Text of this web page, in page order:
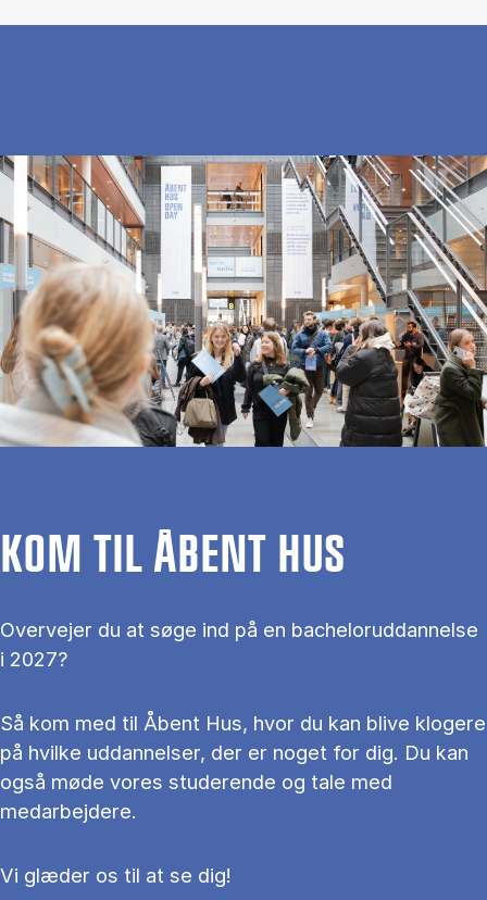
KOM TIL ÅBENT HUS
Overvejer du at søge ind på en bacheloruddannelse
i 2027?
Så kom med til Åbent Hus, hvor du kan blive klogere
på hvilke uddannelser, der er noget for dig. Du kan
også møde vores studerende og tale med
medarbejdere.
Vi glæder os til at se dig!